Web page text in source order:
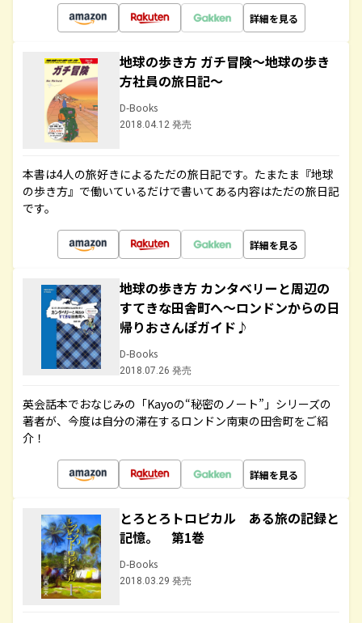
詳細を見る
地球の歩き方 ガチ冒険～地球の歩き
方社員の旅日記～
D-Books
2018.04.12 発売
本書は4人の旅好きによるただの旅日記です。たまたま『地球
の歩き方』で働いているだけで書いてある内容はただの旅日記
です。
詳細を見る
地球の歩き方 カンタベリーと周辺の
すてきな田舎町へ～ロンドンからの日
帰りおさんぽガイド♪
D-Books
2018.07.26 発売
英会話本でおなじみの「Kayoの“秘密のノート”」シリーズの
著者が、今度は自分の滞在するロンドン南東の田舎町をご紹
介！
詳細を見る
とろとろトロピカル ある旅の記録と
記憶。 第1巻
D-Books
2018.03.29 発売